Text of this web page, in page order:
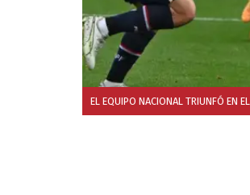
EL EQUIPO NACIONAL TRIUNFÓ EN